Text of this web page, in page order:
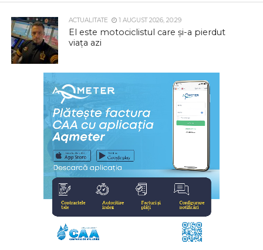
ACTUALITATE 1 AUGUST 2026, 20:29
El este motociclistul care și-a pierdut
viața azi